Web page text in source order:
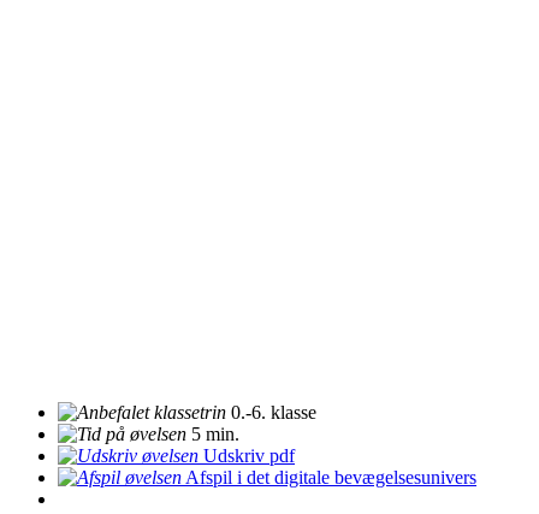
0.-6. klasse
5 min.
Udskriv pdf
Afspil i det digitale bevægelsesunivers